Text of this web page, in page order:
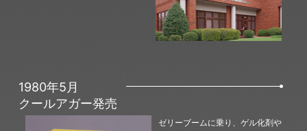
1980年5月
クールアガー発売
ゼリーブームに乗り、ゲル化剤や